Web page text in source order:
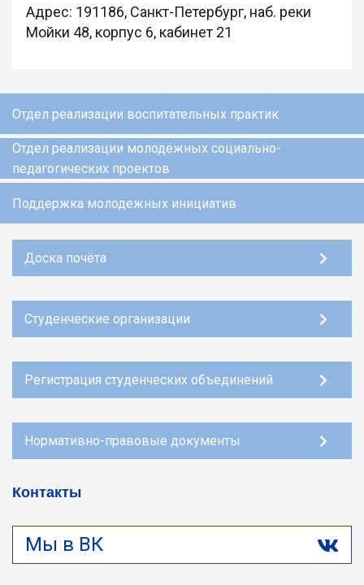
Адрес: 191186, Санкт-Петербург, наб. реки
Мойки 48, корпус 6, кабинет 21
Отдел реализации воспитательных практик
Отдел реализации молодёжных социально-
педагогических проектов
Поддержка молодежных инициатив
Доска почёта
Студенческие организации
Регистрация студенческих объединений
Нормативно-правовые документы
Контакты
Мы в ВК